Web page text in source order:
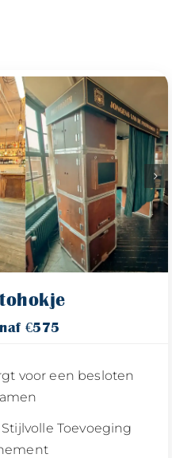
€575
voor een besloten
Toevoeging